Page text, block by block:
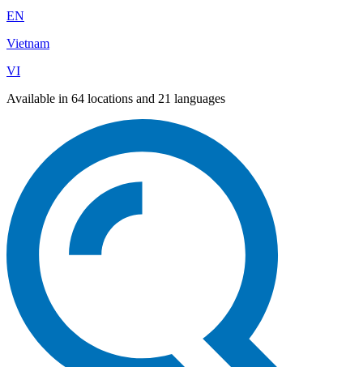
EN
Vietnam
VI
Available in 64 locations and 21 languages